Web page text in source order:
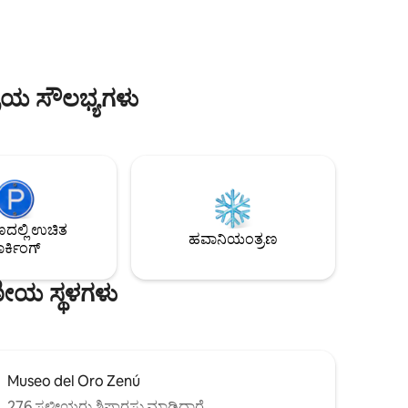
ಸೌಲಭ್ಯಗಳು
ಉಚಿತ
ಹವಾನಿಯಂತ್ರಣ
ಸ್ಥಳಗಳು
Museo del Oro Zenú